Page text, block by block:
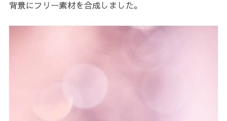
背景にフリー素材を合成しました。